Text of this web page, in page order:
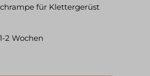
für Klettergerüst
2 Wochen